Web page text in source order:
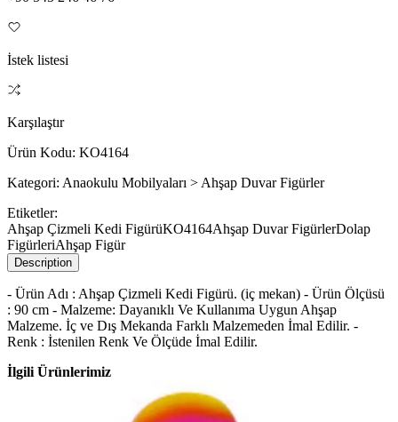
İstek listesi
Karşılaştır
Ürün Kodu: KO4164
Kategori: Anaokulu Mobilyaları > Ahşap Duvar Figürler
Etiketler:
Ahşap Çizmeli Kedi FigürüKO4164Ahşap Duvar FigürlerDolap
FigürleriAhşap Figür
Description
- Ürün Adı : Ahşap Çizmeli Kedi Figürü. (iç mekan) - Ürün Ölçüsü
: 90 cm - Malzeme: Dayanıklı Ve Kullanıma Uygun Ahşap
Malzeme. İç ve Dış Mekanda Farklı Malzemeden İmal Edilir. -
Renk : İstenilen Renk Ve Ölçüde İmal Edilir.
İlgili Ürünlerimiz